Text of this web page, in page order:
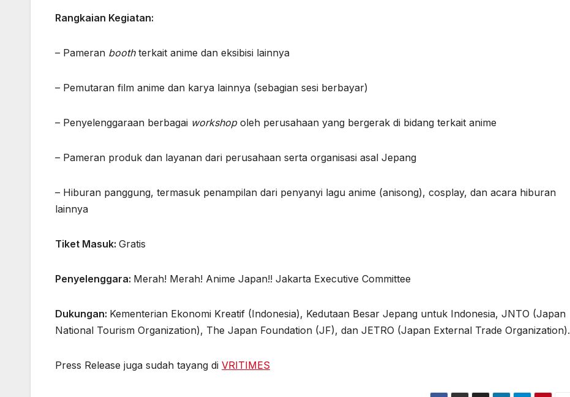
Rangkaian Kegiatan:
– Pameran boothterkait anime dan eksibisi lainnya
– Pemutaran film anime dan karya lainnya (sebagian sesi berbayar)
– Penyelenggaraan berbagai workshopoleh perusahaan yang bergerak di bidang terkait anime
– Pameran produk dan layanan dari perusahaan serta organisasi asal Jepang
– Hiburan panggung, termasuk penampilan dari penyanyi lagu anime (anisong), cosplay, dan acara hiburan
lainnya
Tiket Masuk: Gratis
Penyelenggara: Merah! Merah! Anime Japan!! Jakarta Executive Committee
Dukungan: Kementerian Ekonomi Kreatif (Indonesia), Kedutaan Besar Jepang untuk Indonesia, JNTO (Japan
National Tourism Organization), The Japan Foundation (JF), dan JETRO (Japan External Trade Organization).
Press Release juga sudah tayang di VRITIMES